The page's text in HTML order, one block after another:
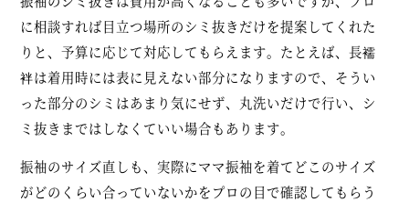
に相談すれば目立つ場所のシミ抜きだけを提案してくれた
りと、予算に応じて対応してもらえます。たとえば、長襦
袢は着用時には表に見えない部分になりますので、そうい
った部分のシミはあまり気にせず、丸洗いだけで行い、シ
ミ抜きまではしなくていい場合もあります。
振袖のサイズ直しも、実際にママ振袖を着てどこのサイズ
がどのくらい合っていないかをプロの目で確認してもらう